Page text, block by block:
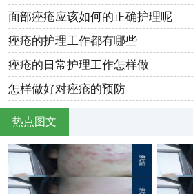
面部痤疮应该如何的正确护理呢
痤疮的护理工作都有哪些
痤疮的日常护理工作怎样做
怎样做好对痤疮的预防
热点图文